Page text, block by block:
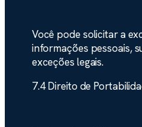
Você pode solicitar a
informações pessoais,
exceções legais.
7.4 Direito de